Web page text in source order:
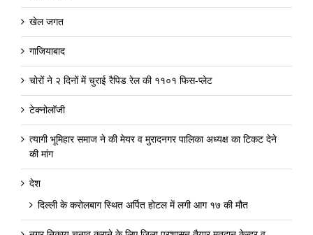
खेल जगत
गाजियाबाद
चोरों ने २ दिनों में चुराई रैपिड रेल की ११०१ फिस-प्लेट
टेक्नोलॉजी
त्यागी भूमिहार समाज ने की मेयर व मुरादनगर पालिका अध्यक्ष का टिकट देने
की मांग
देश
दिल्ली के करोलबाग स्थित अर्पित होटल में लगी आग १७ की मौत